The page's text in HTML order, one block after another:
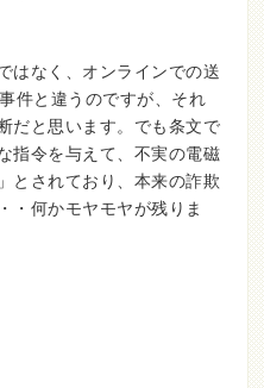
はなく、オンラインでの送
件と違うのですが、それ
だと思います。でも条文で
指令を与えて、不実の電磁
とされており、本来の詐欺
・何かモヤモヤが残りま